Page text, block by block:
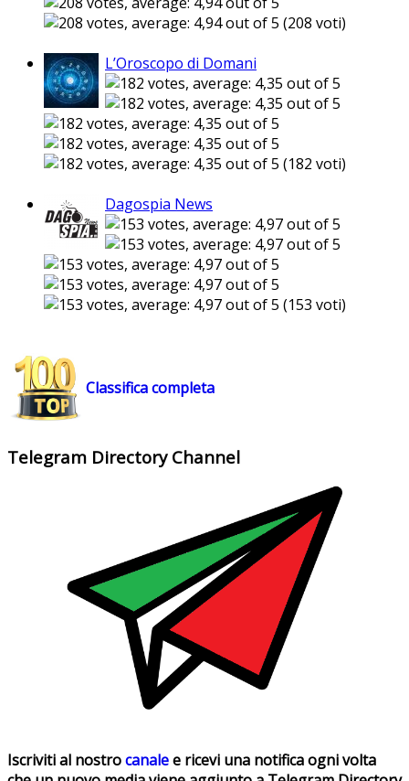
(208 voti)
L’Oroscopo di Domani
(182 voti)
Dagospia News
(153 voti)
Classifica completa
Telegram Directory Channel
Iscriviti al nostrocanalee ricevi una notifica ogni volta